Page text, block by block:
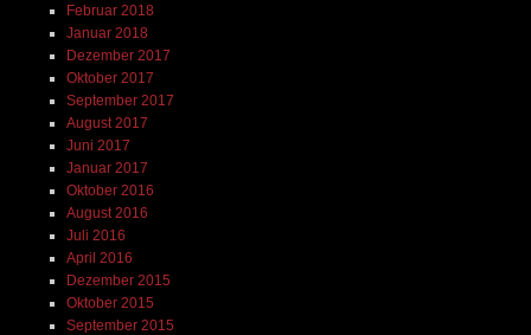
Februar 2018
Januar 2018
Dezember 2017
Oktober 2017
September 2017
August 2017
Juni 2017
Januar 2017
Oktober 2016
August 2016
Juli 2016
April 2016
Dezember 2015
Oktober 2015
September 2015